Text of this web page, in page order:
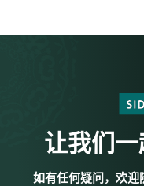
让我们
如有任何疑问，欢